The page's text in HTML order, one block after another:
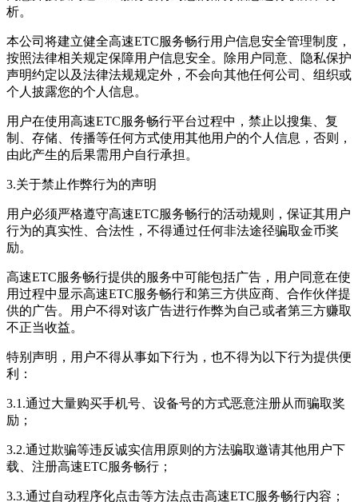
析。
本公司将建立健全高速ETC服务畅行用户信息安全管理制度，
按照法律相关规定保障用户信息安全。除用户同意、隐私保护
声明约定以及法律法规规定外，不会向其他任何公司、组织或
个人披露您的个人信息。
用户在使用高速ETC服务畅行平台过程中，禁止以搜集、复
制、存储、传播等任何方式使用其他用户的个人信息，否则，
由此产生的后果需用户自行承担。
3.关于禁止作弊行为的声明
用户必须严格遵守高速ETC服务畅行的活动规则，保证其用户
行为的真实性、合法性，不得通过任何非法途径骗取金币奖
励。
高速ETC服务畅行提供的服务中可能包括广告，用户同意在使
用过程中显示高速ETC服务畅行和第三方供应商、合作伙伴提
供的广告。用户不得对该广告进行作弊为自己或者第三方赚取
不正当收益。
特别声明，用户不得从事如下行为，也不得为以下行为提供便
利：
3.1.通过大量购买手机号、设备号的方式恶意注册从而骗取奖
励；
3.2.通过欺骗等违反诚实信用原则的方法骗取邀请其他用户下
载、注册高速ETC服务畅行 ；
3.3.通过自动程序化点击等方法点击高速ETC服务畅行内容；